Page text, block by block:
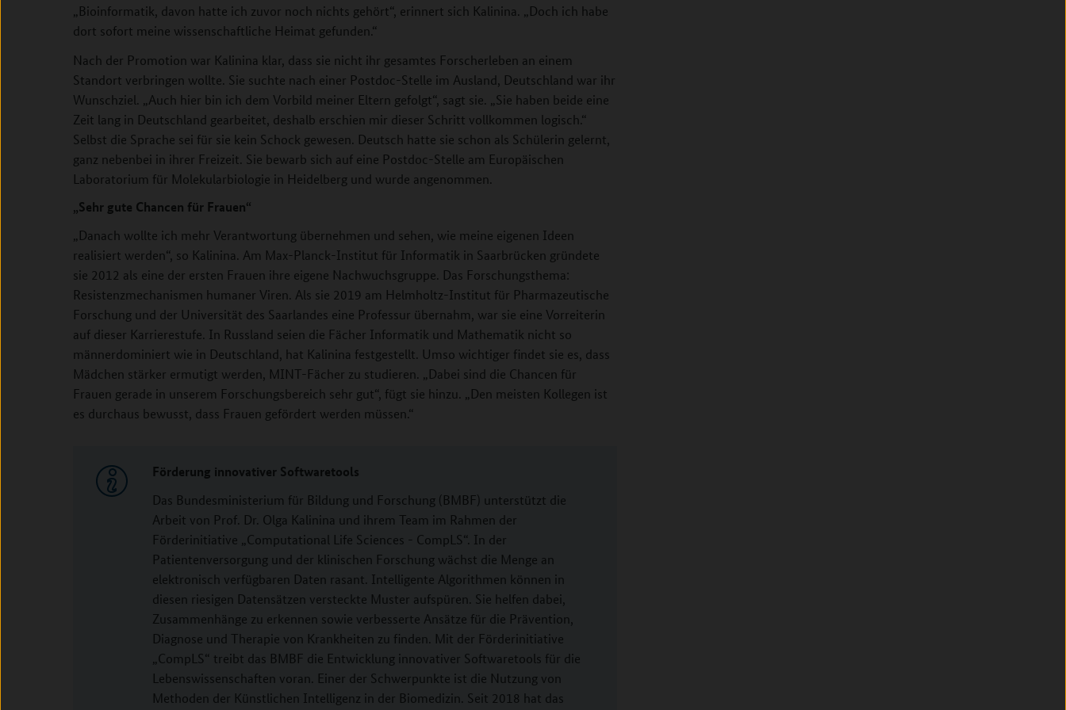
„Bioinformatik, davon hatte ich zuvor noch nichts gehört“, erinnert sich Kalinina. „Doch ich habe
dort sofort meine wissenschaftliche Heimat gefunden.“
Nach der Promotion war Kalinina klar, dass sie nicht ihr gesamtes Forscherleben an einem
Standort verbringen wollte. Sie suchte nach einer Postdoc-Stelle im Ausland, Deutschland war ihr
Wunschziel. „Auch hier bin ich dem Vorbild meiner Eltern gefolgt“, sagt sie. „Sie haben beide eine
Zeit lang in Deutschland gearbeitet, deshalb erschien mir dieser Schritt vollkommen logisch.“
Selbst die Sprache sei für sie kein Schock gewesen. Deutsch hatte sie schon als Schülerin gelernt,
ganz nebenbei in ihrer Freizeit. Sie bewarb sich auf eine Postdoc-Stelle am Europäischen
Laboratorium für Molekularbiologie in Heidelberg und wurde angenommen.
„Sehr gute Chancen für Frauen“
„Danach wollte ich mehr Verantwortung übernehmen und sehen, wie meine eigenen Ideen
realisiert werden“, so Kalinina. Am Max-Planck-Institut für Informatik in Saarbrücken gründete
sie 2012 als eine der ersten Frauen ihre eigene Nachwuchsgruppe. Das Forschungsthema:
Resistenzmechanismen humaner Viren. Als sie 2019 am Helmholtz-Institut für Pharmazeutische
Forschung und der Universität des Saarlandes eine Professur übernahm, war sie eine Vorreiterin
auf dieser Karrierestufe. In Russland seien die Fächer Informatik und Mathematik nicht so
männerdominiert wie in Deutschland, hat Kalinina festgestellt. Umso wichtiger findet sie es, dass
Mädchen stärker ermutigt werden, MINT-Fächer zu studieren. „Dabei sind die Chancen für
Frauen gerade in unserem Forschungsbereich sehr gut“, fügt sie hinzu. „Den meisten Kollegen ist
es durchaus bewusst, dass Frauen gefördert werden müssen.“
Förderung innovativer Softwaretools
Das Bundesministerium für Bildung und Forschung (BMBF) unterstützt die
Arbeit von Prof. Dr. Olga Kalinina und ihrem Team im Rahmen der
Förderinitiative „Computational Life Sciences - CompLS“. In der
Patientenversorgung und der klinischen Forschung wächst die Menge an
elektronisch verfügbaren Daten rasant. Intelligente Algorithmen können in
diesen riesigen Datensätzen versteckte Muster aufspüren. Sie helfen dabei,
Zusammenhänge zu erkennen sowie verbesserte Ansätze für die Prävention,
Diagnose und Therapie von Krankheiten zu finden. Mit der Förderinitiative
„CompLS“ treibt das BMBF die Entwicklung innovativer Softwaretools für die
Lebenswissenschaften voran. Einer der Schwerpunkte ist die Nutzung von
Methoden der Künstlichen Intelligenz in der Biomedizin. Seit 2018 hat das